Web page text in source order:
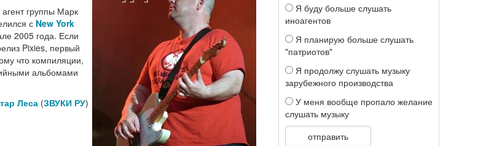
группы Марк
с New York
2005 года. Если
Pixies, первый
что компиляции,
альбомами
Леса(ЗВУКИ РУ)
Я буду больше слушать
иноагентов
Я планирую больше слушать
"патриотов"
Я продолжу слушать музыку
зарубежного производства
У меня вообще пропало желание
слушать музыку
отправить